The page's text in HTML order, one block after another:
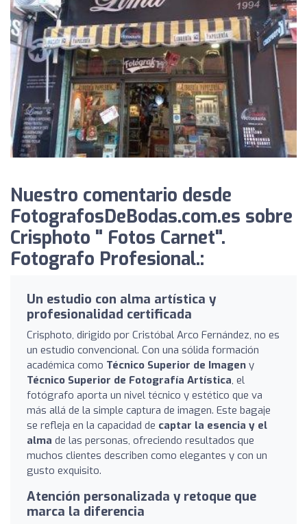
Nuestro comentario desde
FotografosDeBodas.com.es sobre
Crisphoto " Fotos Carnet".
Fotografo Profesional.:
Un estudio con alma artística y
profesionalidad certificada
Crisphoto, dirigido por Cristóbal Arco Fernández, no es
un estudio convencional. Con una sólida formación
académica como Técnico Superior de Imagen y
Técnico Superior de Fotografía Artística, el
fotógrafo aporta un nivel técnico y estético que va
más allá de la simple captura de imagen. Este bagaje
se refleja en la capacidad de captar la esencia y el
alma de las personas, ofreciendo resultados que
muchos clientes describen como elegantes y con un
gusto exquisito.
Atención personalizada y retoque que
marca la diferencia